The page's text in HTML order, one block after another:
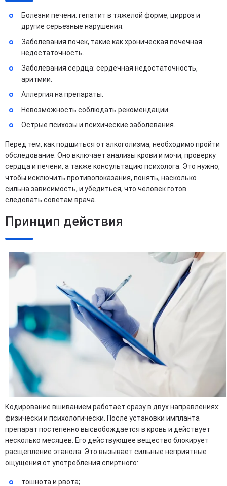
Болезни печени: гепатит в тяжелой форме, цирроз и
другие серьезные нарушения.
Заболевания почек, такие как хроническая почечная
недостаточность.
Заболевания сердца: сердечная недостаточность,
аритмии.
Аллергия на препараты.
Невозможность соблюдать рекомендации.
Острые психозы и психические заболевания.
Перед тем, как подшиться от алкоголизма, необходимо пройти
обследование. Оно включает анализы крови и мочи, проверку
сердца и печени, а также консультацию психолога. Это нужно,
чтобы исключить противопоказания, понять, насколько
сильна зависимость, и убедиться, что человек готов
следовать советам врача.
Принцип действия
Кодирование вшиванием работает сразу в двух направлениях:
физически и психологически. После установки импланта
препарат постепенно высвобождается в кровь и действует
несколько месяцев. Его действующее вещество блокирует
расщепление этанола. Это вызывает сильные неприятные
ощущения от употребления спиртного:
тошнота и рвота;